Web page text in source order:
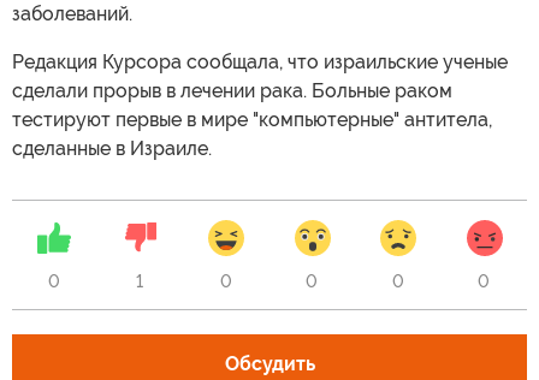
заболеваний.
Редакция Курсора сообщала, что израильские ученые
сделали прорыв в лечении рака. Больные раком
тестируют первые в мире "компьютерные" антитела,
сделанные в Израиле.
0 1 0 0 0 0
Обсудить